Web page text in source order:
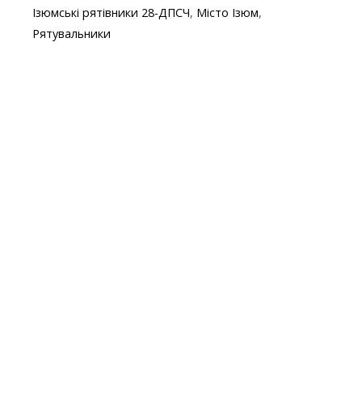
b
o
er gr s p l
Ізюмські рятівники 28-ДПСЧ, Місто Ізюм,
Рятувальники